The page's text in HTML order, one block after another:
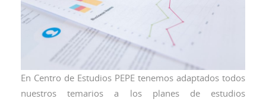
En Centro de Estudios PEPE tenemos adaptados todos
nuestros temarios a los planes de estudios